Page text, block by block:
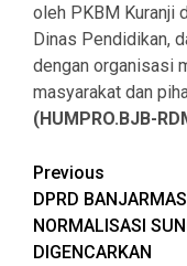
oleh PKBM Kuranji
Dinas Pendidikan,
dengan organisasi
masyarakat dan
(HUMPRO.BJB-
Continue
Reading
Previous
DPRD
NORMALISASI
DIGENCARKAN